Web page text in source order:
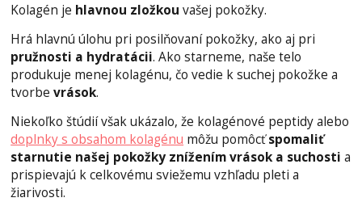
Kolagén je hlavnou zložkou vašej pokožky.
Hrá hlavnú úlohu pri posilňovaní pokožky, ako aj pri
pružnosti a hydratácii. Ako starneme, naše telo
produkuje menej kolagénu, čo vedie k suchej pokožke a
tvorbevrások.
Niekoľko štúdií však ukázalo, že kolagénové peptidy alebo
doplnky s obsahom kolagénu môžu pomôcťspomaliť
starnutie našej pokožky znížením vrások a suchosti a
prispievajú k celkovému sviežemu vzhľadu pleti a
žiarivosti.